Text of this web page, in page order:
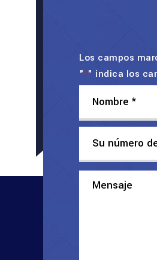
Los campos
"*" indica los